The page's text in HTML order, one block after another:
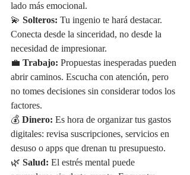
lado más emocional.
💫 Solteros: Tu ingenio te hará destacar.
Conecta desde la sinceridad, no desde la
necesidad de impresionar.
💼 Trabajo: Propuestas inesperadas pueden
abrir caminos. Escucha con atención, pero
no tomes decisiones sin considerar todos los
factores.
💰 Dinero: Es hora de organizar tus gastos
digitales: revisa suscripciones, servicios en
desuso o apps que drenan tu presupuesto.
🌿 Salud: El estrés mental puede